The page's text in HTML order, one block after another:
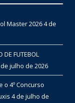
Master 20264 de
DE FUTEBOL
julho de 2026
4º Concurso
4 de julho de